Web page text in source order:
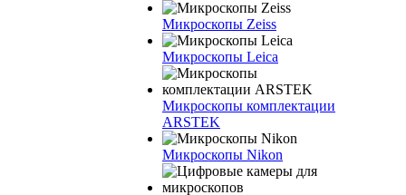
Микроскопы Zeiss
Микроскопы Leica
Микроскопы комплектации
ARSTEK
Микроскопы Nikon